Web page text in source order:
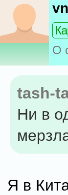
О
tash-
Ни в
Я в